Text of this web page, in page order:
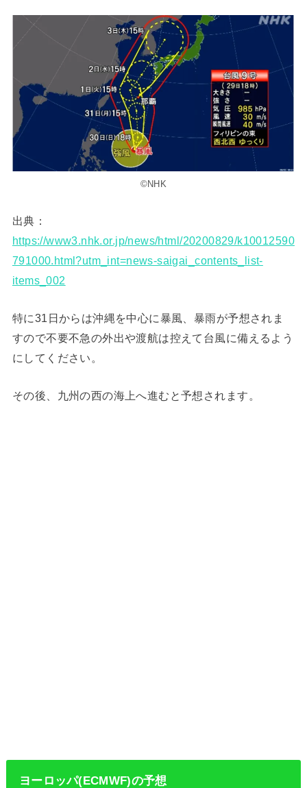
©NHK
出典：
https://www3.nhk.or.jp/news/html/20200829/k10012590
791000.html?utm_int=news-saigai_contents_list-
items_002
特に31日からは沖縄を中心に暴風、暴雨が予想されま
すので不要不急の外出や渡航は控えて台風に備えるよう
にしてください。
その後、九州の西の海上へ進むと予想されます。
ヨーロッパ(ECMWF)の予想